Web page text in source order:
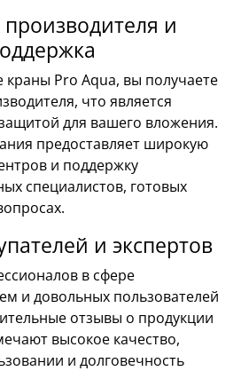
и
Pro Aqua, вы получаете
что является
для вашего вложения.
предоставляет широкую
и поддержку
специалистов, готовых
и экспертов
в сфере
и довольных пользователей
отзывы о продукции
высокое качество,
и долговечность